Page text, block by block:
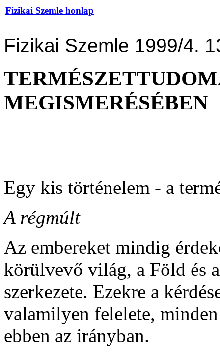
Fizikai Szemle honlap
Fizikai Szemle 1999/4.
MEGISMERÉSÉBEN
Egy kis történelem - a
A régmúlt
Az embereket mindig
körülvevő világ, a Föld és
szerkezete. Ezekre a
valamilyen felelete,
ebben az irányban.